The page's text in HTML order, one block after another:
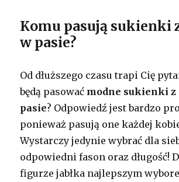
Komu pasują sukienki
w pasie?
Od dłuższego czasu trapi Cię
będą pasować modne sukienki z
pasie? Odpowiedź jest bardzo
ponieważ pasują one każdej
Wystarczy jedynie wybrać dla
odpowiedni fason oraz długość!
figurze jabłka najlepszym